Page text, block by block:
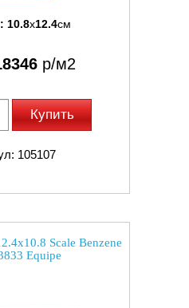
10.8x12.4см
р/м2
Купить
105107
Scale Benzene
Equipe